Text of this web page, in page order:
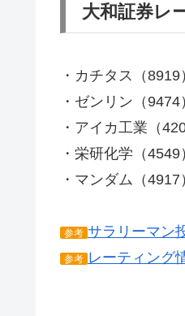
大和証券レ
・カチタス（
・ゼンリン（
・アイカ工業（
・栄研化学（
・マンダム（
参考 サラリーマン
参考 レーティング